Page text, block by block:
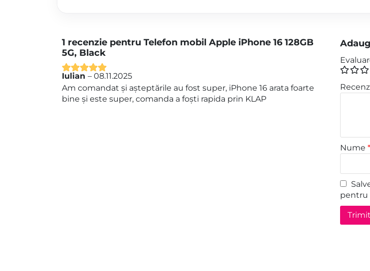
1 recenzie pentru Telefon mobil Apple iPhone 16 128GB
5G, Black
Evaluat la5
din 5
Iulian – 08.11.2025
Am comandat și așteptările au fost super, iPhone 16 arata foarte
bine și este super, comanda a foști rapida prin KLAP
Nume *
pentru